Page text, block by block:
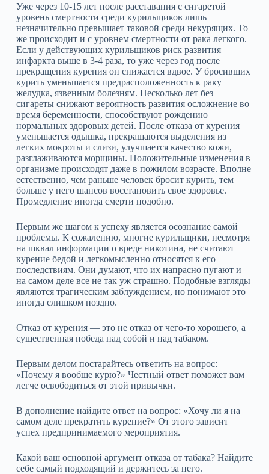
Уже через 10-15 лет после расставания с сигаретой
уровень смертности среди курильщиков лишь
незначительно превышает таковой среди некурящих. То
же происходит и с уровнем смертности от рака легкого.
Если у действующих курильщиков риск развития
инфаркта выше в 3‑4 раза, то уже через год после
прекращения курения он снижается вдвое. У бросивших
курить уменьшается предрасположенность к раку
желудка, язвенным болезням. Несколько лет без
сигареты снижают вероятность развития осложнение во
время беременности, способствуют рождению
нормальных здоровых детей. После отказа от курения
уменьшается одышка, прекращаются выделения из
легких мокроты и слизи, улучшается качество кожи,
разглаживаются морщины. Положительные изменения в
организме происходят даже в пожилом возрасте. Вполне
естественно, чем раньше человек бросит курить, тем
больше у него шансов восстановить свое здоровье.
Промедление иногда смерти подобно.
Первым же шагом к успеху является осознание самой
проблемы. К сожалению, многие курильщики, несмотря
на шквал информации о вреде никотина, не считают
курение бедой и легкомысленно относятся к его
последствиям. Они думают, что их напрасно пугают и
на самом деле все не так уж страшно. Подобные взгляды
являются трагическим заблуждением, но понимают это
иногда слишком поздно.
Отказ от курения — это не отказ от чего‑то хорошего, а
существенная победа над собой и над табаком.
Первым делом постарайтесь ответить на вопрос:
«Почему я вообще курю?» Честный ответ поможет вам
легче освободиться от этой привычки.
В дополнение найдите ответ на вопрос: «Хочу ли я на
самом деле прекратить курение?» От этого зависит
успех предпринимаемого мероприятия.
Какой ваш основной аргумент отказа от табака? Найдите
себе самый подходящий и держитесь за него.